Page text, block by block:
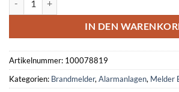
IN DEN
Artikelnummer: 100078819
Kategorien: Brandmelder, Alarmanlagen, Melder